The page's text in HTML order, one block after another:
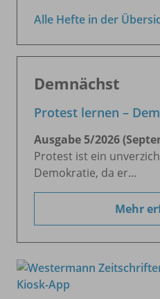
Alle Hefte in der
Demnächst
Protest lernen –
Ausgabe 5/2026
Protest ist ein
Demokratie, da er…
Mehr